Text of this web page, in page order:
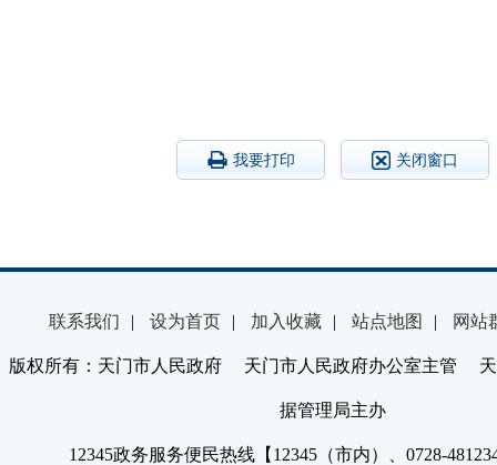
我要打印 关闭窗口
联系我们 | 设为首页 | 加入收藏 | 站点地图 | 网站
版权所有：天门市人民政府 天门市人民政府办公室主管 天
据管理局主办
12345政务服务便民热线【12345（市内）、0728-